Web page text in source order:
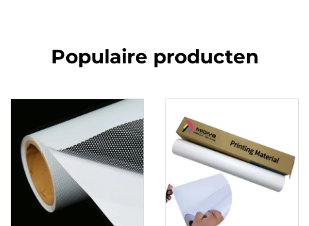
Populaire producten